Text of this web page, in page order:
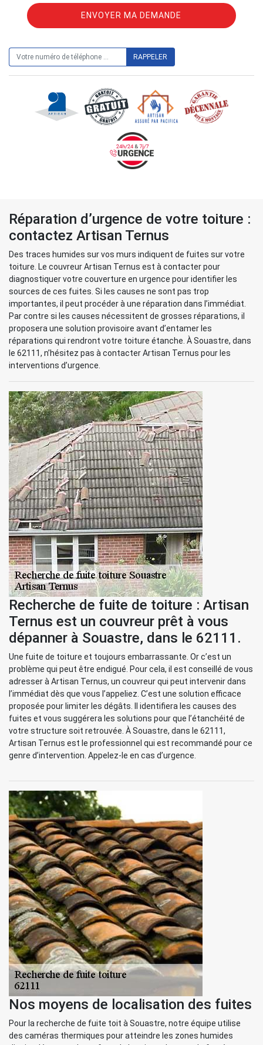
Réparation d’urgence de votre toiture :
contactez Artisan Ternus
Des traces humides sur vos murs indiquent de fuites sur votre
toiture. Le couvreur Artisan Ternus est à contacter pour
diagnostiquer votre couverture en urgence pour identifier les
sources de ces fuites. Si les causes ne sont pas trop
importantes, il peut procéder à une réparation dans l’immédiat.
Par contre si les causes nécessitent de grosses réparations, il
proposera une solution provisoire avant d’entamer les
réparations qui rendront votre toiture étanche. À Souastre, dans
le 62111, n’hésitez pas à contacter Artisan Ternus pour les
interventions d’urgence.
Recherche de fuite de toiture : Artisan
Ternus est un couvreur prêt à vous
dépanner à Souastre, dans le 62111.
Une fuite de toiture et toujours embarrassante. Or c’est un
problème qui peut être endigué. Pour cela, il est conseillé de vous
adresser à Artisan Ternus, un couvreur qui peut intervenir dans
l’immédiat dès que vous l’appeliez. C’est une solution efficace
proposée pour limiter les dégâts. Il identifiera les causes des
fuites et vous suggérera les solutions pour que l’étanchéité de
votre structure soit retrouvée. À Souastre, dans le 62111,
Artisan Ternus est le professionnel qui est recommandé pour ce
genre d’intervention. Appelez-le en cas d’urgence.
Nos moyens de localisation des fuites
Pour la recherche de fuite toit à Souastre, notre équipe utilise
des caméras thermiques pour atteindre les zones humides